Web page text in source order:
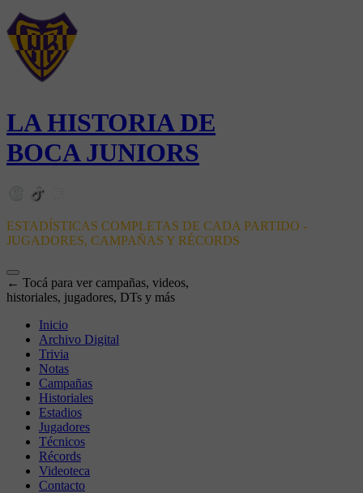
LA HISTORIA DE
BOCA JUNIORS
ESTADÍSTICAS COMPLETAS DE CADA PARTIDO -
JUGADORES, CAMPAÑAS Y RÉCORDS
← Tocá para ver campañas, videos,
historiales, jugadores, DTs y más
Inicio
Archivo Digital
Trivia
Notas
Campañas
Historiales
Estadios
Jugadores
Técnicos
Récords
Videoteca
Contacto